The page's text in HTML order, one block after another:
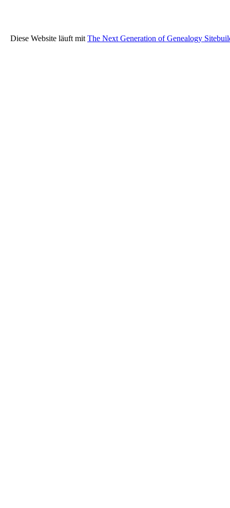
Diese Website läuft mit The Next Generation of Genealogy